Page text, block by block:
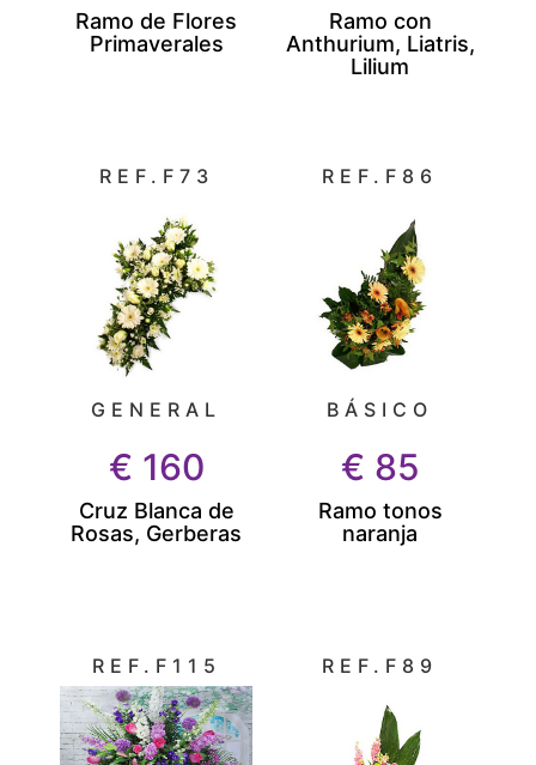
Ramo de Flores
Primaverales
Ramo con
Anthurium, Liatris,
Lilium
REF.F73
GENERAL
€ 160
Cruz Blanca de
Rosas, Gerberas
REF.F86
BÁSICO
€ 85
Ramo tonos
naranja
REF.F115 REF.F89